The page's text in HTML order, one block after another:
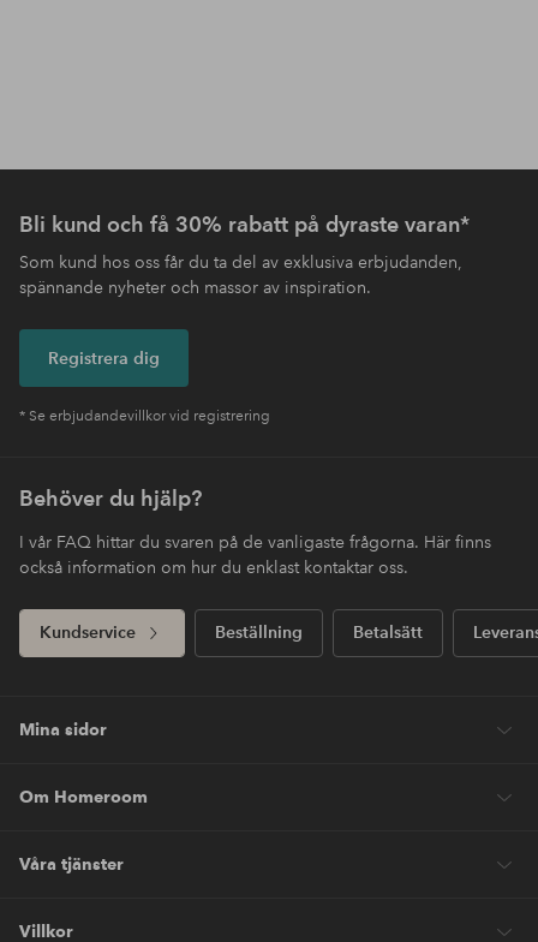
Bli kund och få 30% rabatt på dyraste varan*
Som kund hos oss får du ta del av exklusiva erbjudanden,
spännande nyheter och massor av inspiration.
Registrera dig
* Se erbjudandevillkor vid registrering
Behöver du hjälp?
I vår FAQ hittar du svaren på de vanligaste frågorna. Här finns
också information om hur du enklast kontaktar oss.
Kundservice Beställning Betalsätt
Mina sidor
Om Homeroom
Våra tjänster
Villkor